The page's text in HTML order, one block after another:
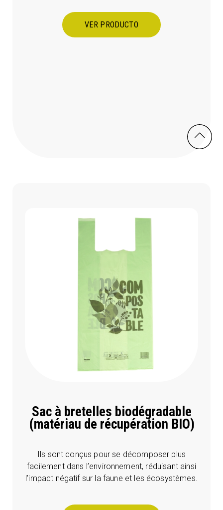
VER PRODUCTO
Sac à bretelles biodégradable
(matériau de récupération BIO)
Ils sont conçus pour se décomposer plus
facilement dans l’environnement, réduisant ainsi
l’impact négatif sur la faune et les écosystèmes.